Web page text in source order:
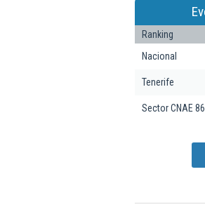
Ranking
Nacional
Tenerife
Sector CNAE